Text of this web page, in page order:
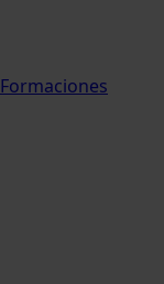
Formaciones